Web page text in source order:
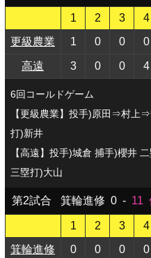
1 2 3 4
更級農業
1 0 0 0
高遠 3 0 0 4
6回コールドゲーム
【更級農業】投手)原田⇒村
打)新井
【高遠】投手)城倉 捕手)櫻井
三塁打)大山
第2試合 箕輪進修 0 - 11
1 2 3 4
箕輪進修
0 0 0 0